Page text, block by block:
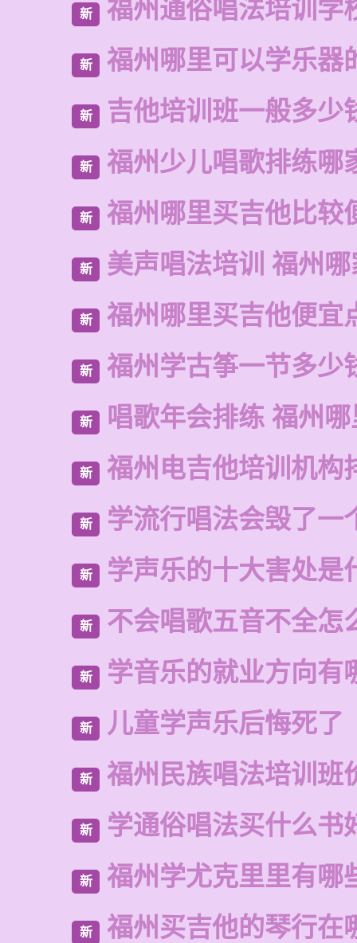
新 福州通俗唱法培训学
新 福州哪里可以学乐器
新 吉他培训班一般多少
新 福州少儿唱歌排练哪
新 福州哪里买吉他比较
新 美声唱法培训 福州
新 福州哪里买吉他便宜
新 福州学古筝一节多少
新 唱歌年会排练 福州
新 福州电吉他培训机构
新 学流行唱法会毁了一
新 学声乐的十大害处是
新 不会唱歌五音不全怎
新 学音乐的就业方向有
新 儿童学声乐后悔死了
新 福州民族唱法培训班
新 学通俗唱法买什么书
新 福州学尤克里里有哪
新 福州买吉他的琴行在